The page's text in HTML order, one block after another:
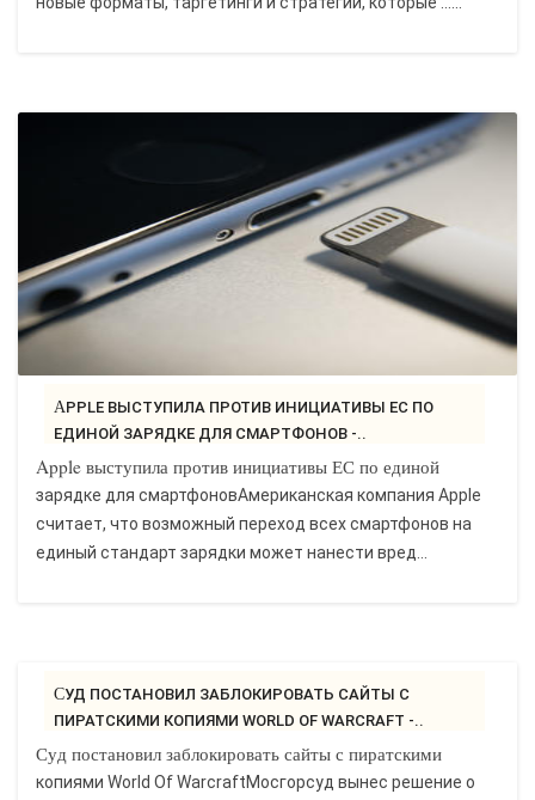
APPLE ВЫСТУПИЛА ПРОТИВ ИНИЦИАТИВЫ ЕС ПО
ЕДИНОЙ ЗАРЯДКЕ ДЛЯ СМАРТФОНОВ -..
Apple выступила против инициативы ЕС по единой
зарядке для смартфоновАмериканская компания Apple
считает, что возможный переход всех смартфонов на
единый стандарт зарядки может нанести вред...
СУД ПОСТАНОВИЛ ЗАБЛОКИРОВАТЬ САЙТЫ С
ПИРАТСКИМИ КОПИЯМИ WORLD OF WARCRAFT -..
Суд постановил заблокировать сайты с пиратскими
копиями World Of WarcraftМосгорсуд вынес решение о